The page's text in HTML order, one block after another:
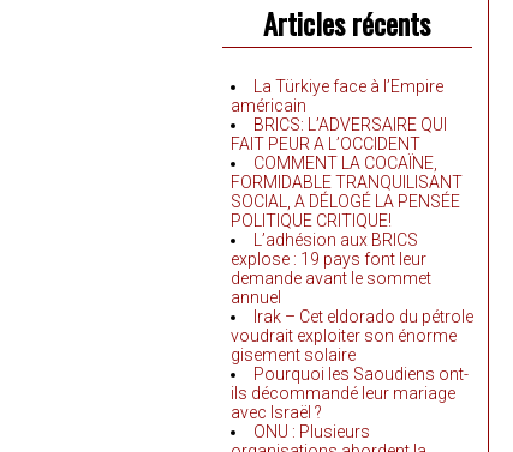
Articles récents
La Türkiye face à l’Empire
américain
BRICS: L’ADVERSAIRE QUI
FAIT PEUR A L’OCCIDENT
COMMENT LA COCAÏNE,
FORMIDABLE TRANQUILISANT
SOCIAL, A DÉLOGÉ LA PENSÉE
POLITIQUE CRITIQUE!
L’adhésion aux BRICS
explose : 19 pays font leur
demande avant le sommet
annuel
Irak – Cet eldorado du pétrole
voudrait exploiter son énorme
gisement solaire
Pourquoi les Saoudiens ont-
ils décommandé leur mariage
avec Israël ?
ONU : Plusieurs